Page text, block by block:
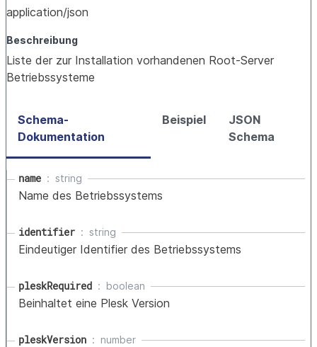
application/json
Beschreibung
Liste der zur Installation vorhandenen Root-Server
Betriebssysteme
Schema-
Dokumentation
Beispiel
JSON
Schema
name string
Name des Betriebssystems
identifier string
Eindeutiger Identifier des Betriebssystems
pleskRequired boolean
Beinhaltet eine Plesk Version
pleskVersion number